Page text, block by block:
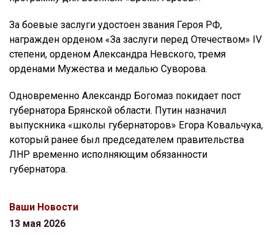
За боевые заслуги удостоен звания Героя РФ,
награжден орденом «За заслуги перед Отечеством» IV
степени, орденом Александра Невского, тремя
орденами Мужества и медалью Суворова.
Одновременно Александр Богомаз покидает пост
губернатора Брянской области. Путин назначил
выпускника «школы губернаторов» Егора Ковальчука,
который ранее был председателем правительства
ЛНР временно исполняющим обязанности
губернатора.
Ваши Новости
13 мая 2026